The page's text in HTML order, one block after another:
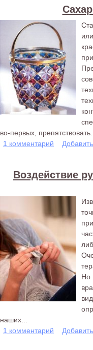
во-первых,
1 комментарий
Воздействие
Но
наших...
1 комментарий